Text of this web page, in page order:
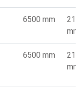
6500 mm
mm
6500 mm
mm